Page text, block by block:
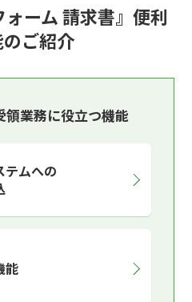
ォーム 請求書』便利
ご紹介
領業務に役立つ機能
テムへの
能